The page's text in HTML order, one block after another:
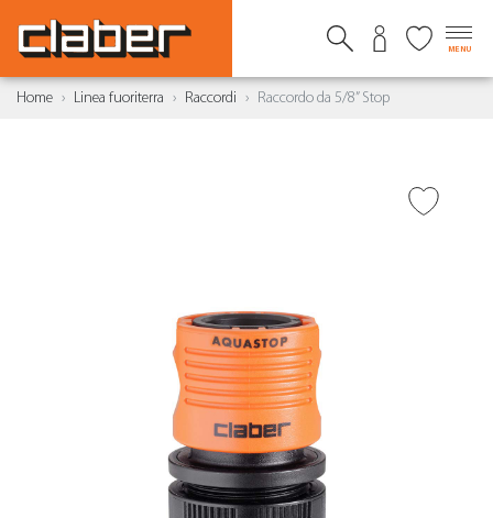
MENU
Home Linea fuoriterra Raccordi Raccordo da 5/8” Stop